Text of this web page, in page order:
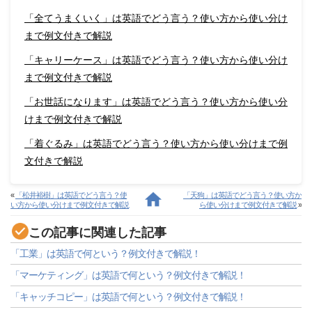
「全てうまくいく」は英語でどう言う？使い方から使い分け
まで例文付きで解説
「キャリーケース」は英語でどう言う？使い方から使い分け
まで例文付きで解説
「お世話になります」は英語でどう言う？使い方から使い分
けまで例文付きで解説
「着ぐるみ」は英語でどう言う？使い方から使い分けまで例
文付きで解説
« 「松井裕樹」は英語でどう言う？使
い方から使い分けまで例文付きで解説
「天狗」は英語でどう言う？使い方か
ら使い分けまで例文付きで解説»
この記事に関連した記事
「工業」は英語で何という？例文付きで解説！
「マーケティング」は英語で何という？例文付きで解説！
「キャッチコピー」は英語で何という？例文付きで解説！